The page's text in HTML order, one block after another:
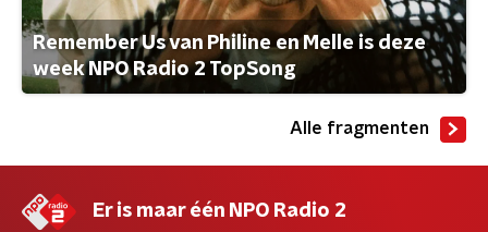
Remember Us van Philine en Melle is deze
week NPO Radio 2 TopSong
Alle fragmenten
Er is maar één NPO Radio 2